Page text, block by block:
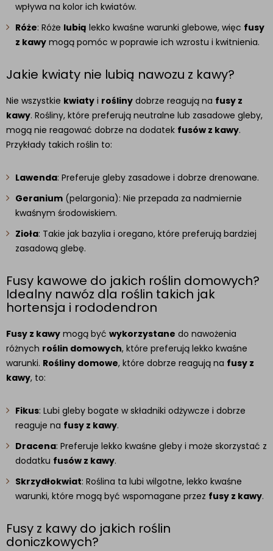
wpływa na kolor ich kwiatów.
Róże: Róże lubią lekko kwaśne warunki glebowe, więc fusy
z kawy mogą pomóc w poprawie ich wzrostu i kwitnienia.
Jakie kwiaty nie lubią nawozu z kawy?
Nie wszystkie kwiaty i rośliny dobrze reagują na fusy z
kawy. Rośliny, które preferują neutralne lub zasadowe gleby,
mogą nie reagować dobrze na dodatek fusów z kawy.
Przykłady takich roślin to:
Lawenda: Preferuje gleby zasadowe i dobrze drenowane.
Geranium (pelargonia): Nie przepada za nadmiernie
kwaśnym środowiskiem.
Zioła: Takie jak bazylia i oregano, które preferują bardziej
zasadową glebę.
Fusy kawowe do jakich roślin domowych?
Idealny nawóz dla roślin takich jak
hortensja i rododendron
Fusy z kawy mogą być wykorzystane do nawożenia
różnych roślin domowych, które preferują lekko kwaśne
warunki. Rośliny domowe, które dobrze reagują na fusy z
kawy, to:
Fikus: Lubi gleby bogate w składniki odżywcze i dobrze
reaguje na fusy z kawy.
Dracena: Preferuje lekko kwaśne gleby i może skorzystać z
dodatku fusów z kawy.
Skrzydłokwiat: Roślina ta lubi wilgotne, lekko kwaśne
warunki, które mogą być wspomagane przez fusy z kawy.
Fusy z kawy do jakich roślin
doniczkowych?